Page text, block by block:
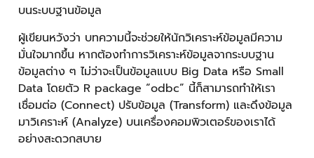
บนระบบฐานข้อมูล
ผู้เขียนหวังว่า บทความนี้จะช่วยให้นักวิเคราะห์ข้อมูลมีความ
มั่นใจมากขึ้น หากต้องทำการวิเคราะห์ข้อมูลจากระบบฐาน
ข้อมูลต่าง ๆ ไม่ว่าจะเป็นข้อมูลแบบ Big Data หรือ Small
Data โดยตัว R package “odbc” นี้ก็สามารถทำให้เรา
เชื่อมต่อ (Connect) ปรับข้อมูล (Transform) และดึงข้อมูล
มาวิเคราะห์ (Analyze) บนเครื่องคอมพิวเตอร์ของเราได้
อย่างสะดวกสบาย